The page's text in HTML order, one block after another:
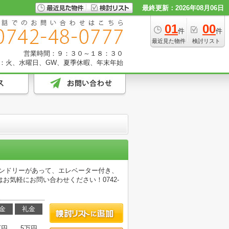
最終更新：2026年08月06日
01件
最近見た物件
00件
検討リスト
営業時間：９：３０～１８：３０
火、水曜日、GW、夏季休暇、年末年始
リーがあって、エレベーター付き、
気軽にお問い合わせください！0742-
礼金